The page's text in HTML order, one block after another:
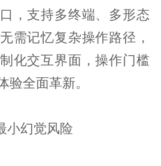
，支持多终端、多形态
需记忆复杂操作路径，
化交互界面，操作门槛
验全面革新。
小幻觉风险